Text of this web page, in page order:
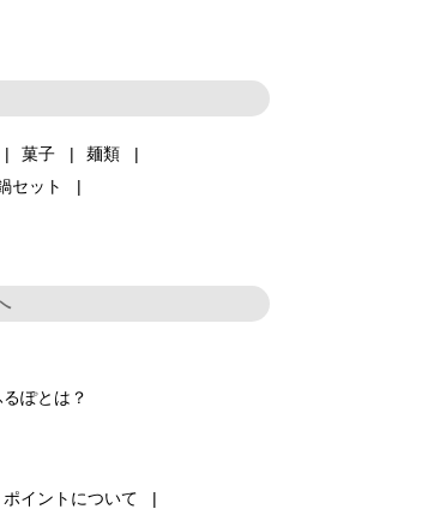
菓子
麺類
セット
ぽとは？
ポイントについて